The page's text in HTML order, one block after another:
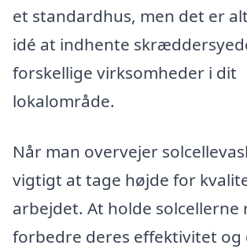
et standardhus, men det er
idé at indhente
forskellige virksomheder i dit
lokalområde.
Når man overvejer
vigtigt at tage højde for
arbejdet. At holde solcellerne
forbedre deres effektivitet og